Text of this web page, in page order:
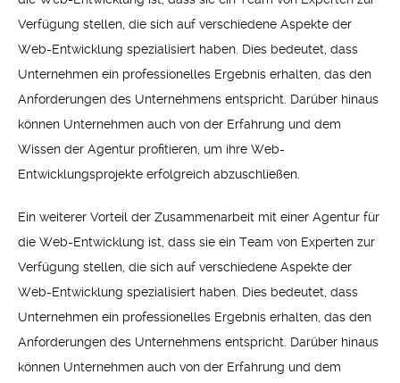
Verfügung stellen, die sich auf verschiedene Aspekte der
Web-Entwicklung spezialisiert haben. Dies bedeutet, dass
Unternehmen ein professionelles Ergebnis erhalten, das den
Anforderungen des Unternehmens entspricht. Darüber hinaus
können Unternehmen auch von der Erfahrung und dem
Wissen der Agentur profitieren, um ihre Web-
Entwicklungsprojekte erfolgreich abzuschließen.
Ein weiterer Vorteil der Zusammenarbeit mit einer Agentur für
die Web-Entwicklung ist, dass sie ein Team von Experten zur
Verfügung stellen, die sich auf verschiedene Aspekte der
Web-Entwicklung spezialisiert haben. Dies bedeutet, dass
Unternehmen ein professionelles Ergebnis erhalten, das den
Anforderungen des Unternehmens entspricht. Darüber hinaus
können Unternehmen auch von der Erfahrung und dem